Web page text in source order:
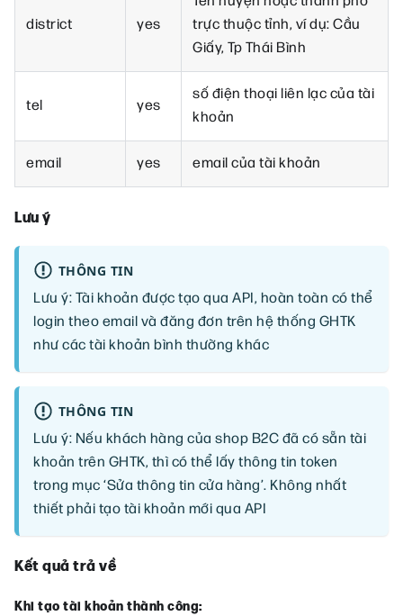
district yes
trực thuộc tỉnh, ví dụ: Cầu
Giấy, Tp Thái Bình
tel yes
số điện thoại liên lạc của tài
khoản
email yes email của tài khoản
Lưu ý
THÔNG TIN
Lưu ý: Tài khoản được tạo qua API, hoàn toàn có thể
login theo email và đăng đơn trên hệ thống GHTK
như các tài khoản bình thường khác
THÔNG TIN
Lưu ý: Nếu khách hàng của shop B2C đã có sẵn tài
khoản trên GHTK, thì có thể lấy thông tin token
trong mục ‘Sửa thông tin cửa hàng’. Không nhất
thiết phải tạo tài khoản mới qua API
Kết quả trả về
Khi tạo tài khoản thành công: